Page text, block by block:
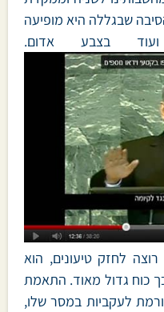
שבגללה היא מופיעה
בצבע אדום.
לחזק טיעונים, הוא
כוח גדול מאוד. התאמת
לעקביות במסר שלו,